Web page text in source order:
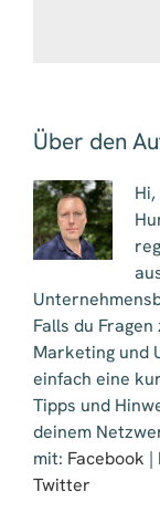
Über den
Falls du
Marketing und
einfach eine
Tipps und
deinem
mit: Facebook |
Twitter